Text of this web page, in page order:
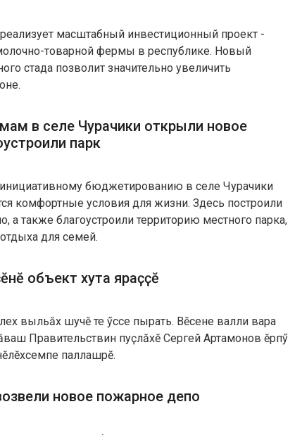
масштабный инвестиционный проект -
товарной фермы в республике. Новый
стада позволит значительно увеличить
в селе Чурачики открыли новое
парк
бюджетированию в селе Чурачики
комфортные условия для жизни. Здесь построили
а также благоустроили территорию местного парка,
для семей.
объект хута яраҫҫӗ
выльӑх шучӗ те ӳссе пырать. Вӗсене валли вара
Правительствин пуҫлӑхӗ Сергей Артамонов Ҫӗрпӳ
паллашрӗ.
новое пожарное депо